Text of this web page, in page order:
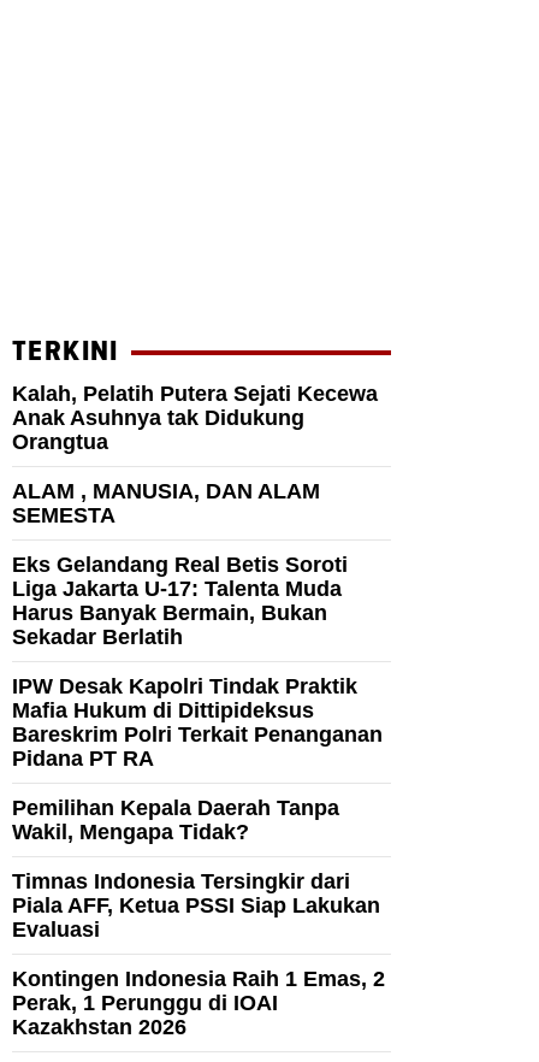
TERKINI
Kalah, Pelatih Putera Sejati Kecewa
Anak Asuhnya tak Didukung
Orangtua
ALAM , MANUSIA, DAN ALAM
SEMESTA
Eks Gelandang Real Betis Soroti
Liga Jakarta U-17: Talenta Muda
Harus Banyak Bermain, Bukan
Sekadar Berlatih
IPW Desak Kapolri Tindak Praktik
Mafia Hukum di Dittipideksus
Bareskrim Polri Terkait Penanganan
Pidana PT RA
Pemilihan Kepala Daerah Tanpa
Wakil, Mengapa Tidak?
Timnas Indonesia Tersingkir dari
Piala AFF, Ketua PSSI Siap Lakukan
Evaluasi
Kontingen Indonesia Raih 1 Emas, 2
Perak, 1 Perunggu di IOAI
Kazakhstan 2026